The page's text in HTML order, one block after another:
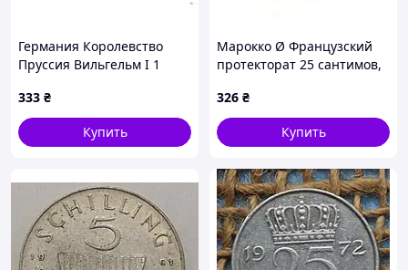
Германия Королевство
Пруссия Вильгельм I 1
1.5g, ø 17.8mm No3725
333 ₴
Купить
Марокко Ø Французский
протекторат 25 сантимов,
никелевый сплав, 5.2g, ø
24mm No3802
326 ₴
Купить